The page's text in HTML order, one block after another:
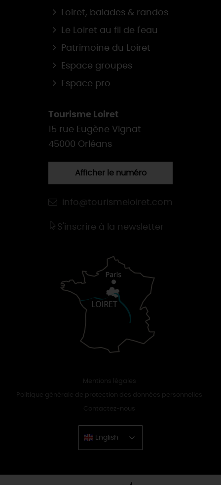
Loiret, balades & randos
Le Loiret au fil de l'eau
Patrimoine du Loiret
Espace groupes
Espace pro
Tourisme Loiret
15 rue Eugène Vignat
45000 Orléans
Afficher le numéro
info@tourismeloiret.com
S'inscrire à la newsletter
Mentions légales
Politique générale de protection des données personnelles
Contactez-nous
English
Chinese